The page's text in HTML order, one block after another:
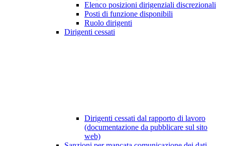
Elenco posizioni dirigenziali discrezionali
Posti di funzione disponibili
Ruolo dirigenti
Dirigenti cessati
Dirigenti cessati dal rapporto di lavoro
(documentazione da pubblicare sul sito
web)